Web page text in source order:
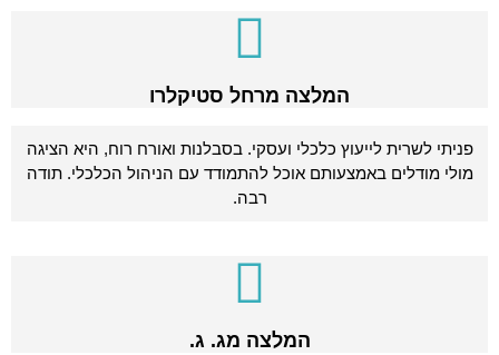
המלצה מרחל סטיקלרו
פניתי לשרית לייעוץ כלכלי ועסקי. בסבלנות ואורח רוח, היא הציגה
מולי מודלים באמצעותם אוכל להתמודד עם הניהול הכלכלי. תודה
רבה.
המלצה מג. ג.